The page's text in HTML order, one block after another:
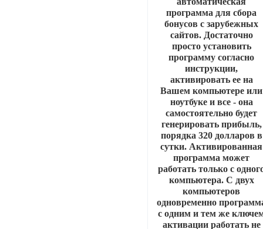
программа для сбора
бонусов с зарубежных
сайтов. Достаточно
просто установить
программу согласно
инструкции,
активировать ее на
Вашем компьютере или
ноутбуке и все - она
самостоятельно будет
генерировать прибыль,
порядка 320 долларов в
сутки. Активированная
программа может
работать только с
компьютера. С двух
компьютеров
одновременно
с одним и тем же
активации работать не